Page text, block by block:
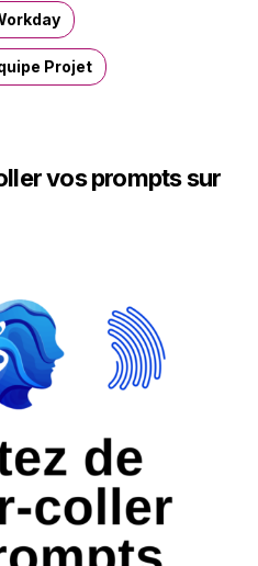
Projet
vos prompts sur